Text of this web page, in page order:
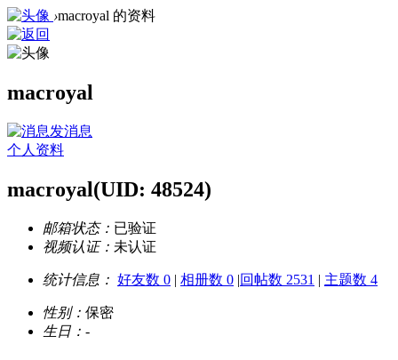
›macroyal 的资料
macroyal
发消息
个人资料
macroyal(UID: 48524)
邮箱状态： 已验证
视频认证： 未认证
统计信息： 好友数 0 | 相册数 0 |回帖数 2531 | 主题数 4
性别： 保密
生日： -